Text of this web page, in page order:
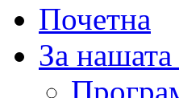
Почетна
За нашата